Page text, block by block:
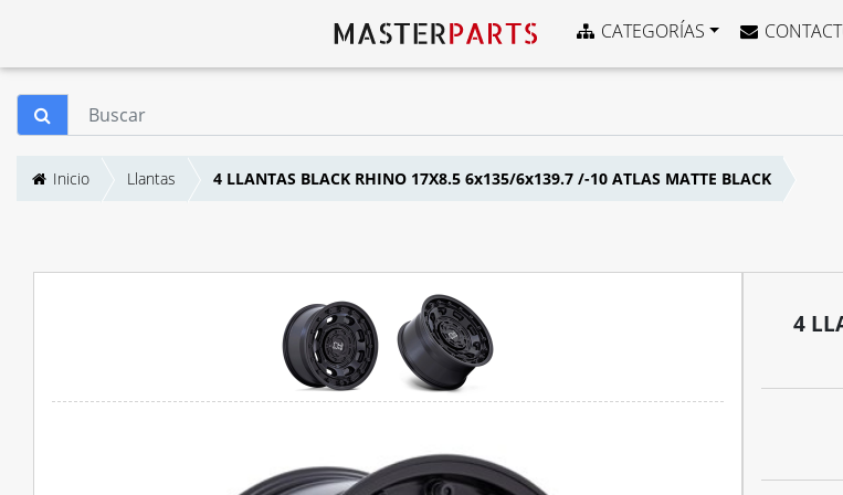
CATEGORÍAS
Inicio Llantas 4 LLANTAS BLACK RHINO 17X8.5 6x135/6x139.7 /-10 ATLAS MATTE BLACK
4